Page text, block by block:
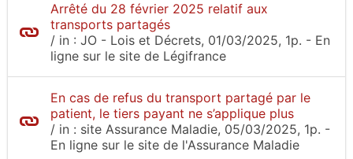
Arrêté du 28 février 2025 relatif aux
transports partagés
/ in : JO - Lois et Décrets, 01/03/2025, 1p. - En
ligne sur le site de Légifrance
En cas de refus du transport partagé par le
patient, le tiers payant ne s’applique plus
/ in : site Assurance Maladie, 05/03/2025, 1p. -
En ligne sur le site de l'Assurance Maladie